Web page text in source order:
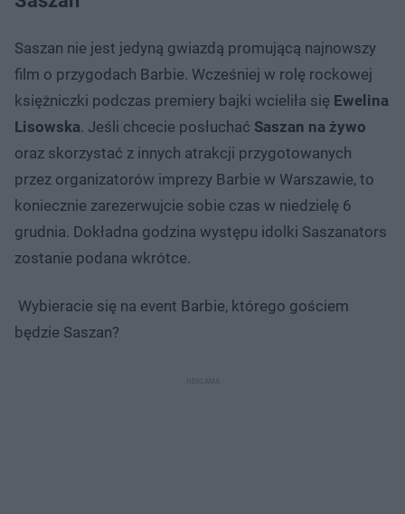
Saszan nie jest jedyną gwiazdą promującą najnowszy
film o przygodach Barbie. Wcześniej w rolę rockowej
księżniczki podczas premiery bajki wcieliła się Ewelina
Lisowska. Jeśli chcecie posłuchać Saszan na żywo
oraz skorzystać z innych atrakcji przygotowanych
przez organizatorów imprezy Barbie w Warszawie, to
koniecznie zarezerwujcie sobie czas w niedzielę 6
grudnia. Dokładna godzina występu idolki Saszanators
zostanie podana wkrótce.
Wybieracie się na event Barbie, którego gościem
będzie Saszan?